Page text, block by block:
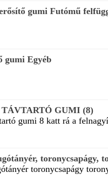
gumi Futómű
gumi Egyéb
TÁVTARTÓ GUMI (8)
gumi 8 katt rá a
toronycsapágy,
toronycsapágy